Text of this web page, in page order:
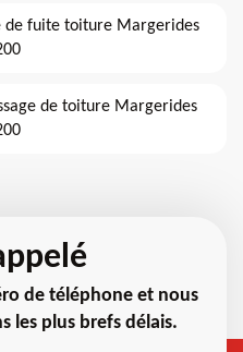
de fuite toiture Margerides
de toiture Margerides
de téléphone et nous
les plus brefs délais.